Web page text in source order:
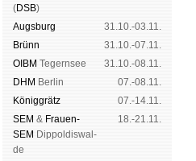
(DSB)
Augs­burg
31.10.-03.11.
Brünn
31.10.-07.11.
OIBM Tegern­see
31.10.-08.11.
DHM Ber­lin
07.-08.11.
König­grätz
07.-14.11.
SEM & Frauen-
SEM Dip­pol­dis­wal­
de
18.-21.11.